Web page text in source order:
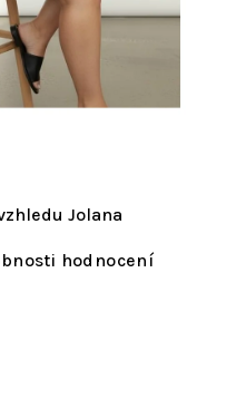
Jolana
hodnocení